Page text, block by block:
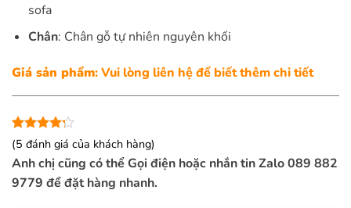
sofa
Chân: Chân gỗ tự nhiên nguyên khối
Giá sản phẩm: Vui lòng liên hệ để biết thêm chi tiết
4.2trên 5
dựa trên
5
đánh giá
(5 đánh giá của khách hàng)
Anh chị cũng có thể Gọi điện hoặc nhắn tin Zalo 089 882
9779 để đặt hàng nhanh.